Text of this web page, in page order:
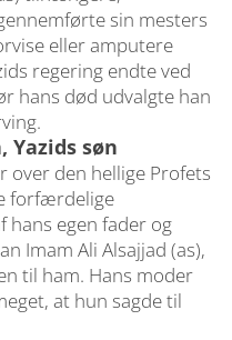
sin mesters
eller amputere
regering endte ved
hans død udvalgte han
Yazids søn
over den hellige Profets
forfærdelige
hans egen fader og
Imam Ali Alsajjad (as),
til ham. Hans moder
at hun sagde til